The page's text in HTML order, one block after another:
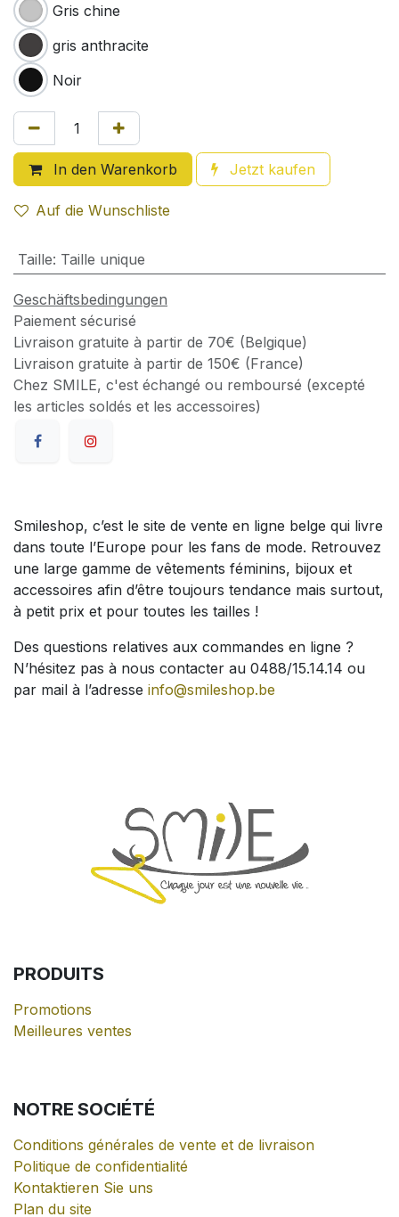
Gris chine
gris anthracite
Noir
In den Warenkorb Jetzt kaufen
Auf die Wunschliste
Taille: Taille unique
Geschäftsbedingungen
Paiement sécurisé
Livraison gratuite à partir de 70€ (Belgique)
Livraison gratuite à partir de 150€ (France)
Chez SMILE, c'est échangé ou remboursé (excepté
les articles soldés et les accessoires)
Smileshop, c’est le site de vente en ligne belge qui livre
dans toute l’Europe pour les fans de mode. Retrouvez
une large gamme de vêtements féminins, bijoux et
accessoires afin d’être toujours tendance mais surtout,
à petit prix et pour toutes les tailles !
Des questions relatives aux commandes en ligne ?
N’hésitez pas à nous contacter au 0488/15.14.14 ou
par mail à l’adresse info@smileshop.be
PRODUITS
Promotions
Meilleures ventes
NOTRE SOCIÉTÉ
Conditions générales de vente et de livraison
Politique de confidentialité
Kontaktieren Sie uns
Plan du site